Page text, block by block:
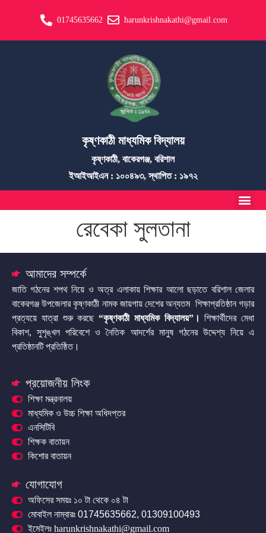
01745635662 harunkrishnakathi@gmail.com
কৃষ্ণকাঠী মাধ্যমিক বিদ্যালয়
কৃষ্ণকাঠী, বাকেরগঞ্জ, বরিশাল
ইআইআইএন : ১০০৪৯৩, স্থাপিত : ১৯৭২
রেবেকা সুলতানা
আমাদের সম্পর্কে
জাতি গঠনের শপথ নিয়ে ও অত্র এলাকায় শিক্ষার আলো ছড়াতে বরিশাল জেলার
বাকেরগঞ্জ উপজেলার কৃষ্ণকাঠী নামক জায়গায় দেশের অন্যতম শিক্ষাপ্রতিষ্ঠান গড়ার
প্রত্যয়ে যাত্রা শুরু করছে “কৃষ্ণকাঠী মাধ্যমিক বিদ্যালয়”।শিক্ষার্থীদের মেধা
বিকাশ, সুশৃঙ্খল পরিবেশে ও নৈতিক আদর্শের মানুষ গঠনের উদ্দেশ্য নিয়ে এ
প্রতিষ্ঠানটি প্রতিষ্ঠিত।
প্রয়োজনীয় লিংক
শিক্ষা মন্ত্রনালয়
মাধ্যমিক ও উচ্চ শিক্ষা অধিদপ্তর
এনসিটিবি
শিক্ষক বাতায়ন
কিশোর বাতায়ন
যোগাযোগ
অফিসের সময়ঃ ১০ টা থেকে ০৪ টা
মোবাইল নাম্বারঃ 01745635662, 01309100493
ইমেইলঃ harunkrishnakathi@gmail.com